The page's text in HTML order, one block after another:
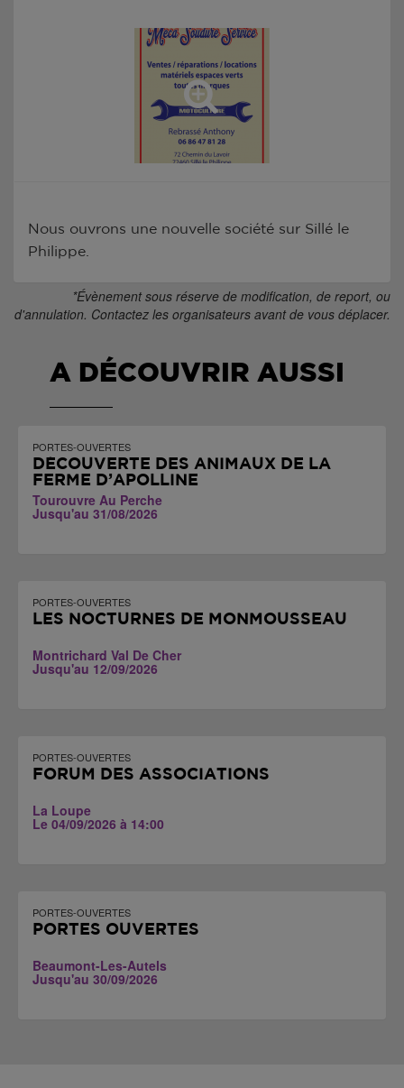
Nous ouvrons une nouvelle société sur Sillé le
Philippe.
*Évènement sous réserve de modification, de report, ou
d'annulation. Contactez les organisateurs avant de vous déplacer.
A DÉCOUVRIR AUSSI
PORTES-OUVERTES
DÉCOUVERTE DES ANIMAUX DE LA
FERME D’APOLLINE
Tourouvre Au Perche
Jusqu'au 31/08/2026
PORTES-OUVERTES
LES NOCTURNES DE MONMOUSSEAU
Montrichard Val De Cher
Jusqu'au 12/09/2026
PORTES-OUVERTES
FORUM DES ASSOCIATIONS
La Loupe
Le 04/09/2026 à 14:00
PORTES-OUVERTES
PORTES OUVERTES
Beaumont-Les-Autels
Jusqu'au 30/09/2026